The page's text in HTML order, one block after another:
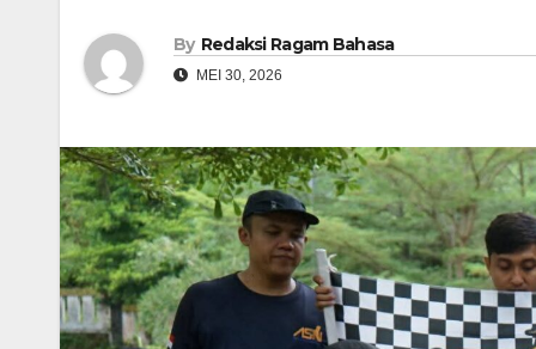
By Redaksi Ragam Bahasa
MEI 30, 2026